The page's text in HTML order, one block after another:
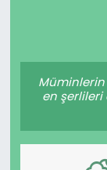
Müminlerin
en şerlileri